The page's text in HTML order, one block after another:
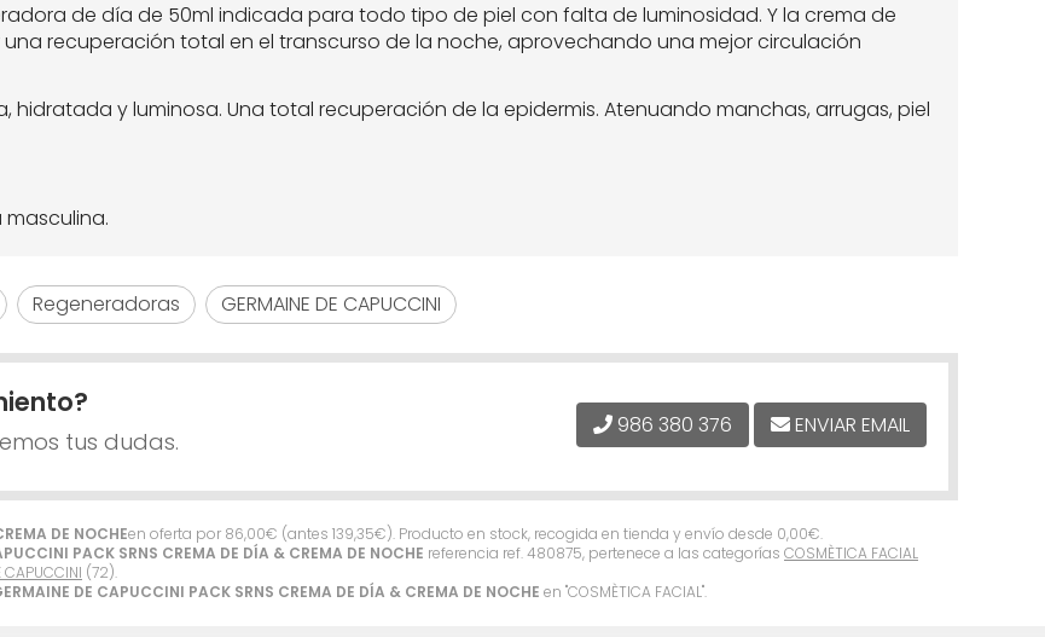
DE NOCHEen oferta por 86,00€ (antes 139,35€). Producto en stock, recogida en tienda y envío desde 0,00€.
PACK SRNS CREMA DE DÍA & CREMA DE NOCHE referencia ref. 480875, pertenece a las categorías COSMÈTICA FACIAL
CAPUCCINI (72).
DE CAPUCCINI PACK SRNS CREMA DE DÍA & CREMA DE NOCHE en "COSMÈTICA FACIAL".
de día de 50ml indicada para todo tipo de piel con falta de luminosidad. Y la crema de
recuperación total en el transcurso de la noche, aprovechando una mejor circulación
y luminosa. Una total recuperación de la epidermis. Atenuando manchas, arrugas, piel
Regeneradoras GERMAINE DE CAPUCCINI
tus dudas.
986 380 376 ENVIAR EMAIL